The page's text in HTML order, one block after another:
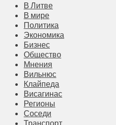
В Литве
В мире
Политика
Экономика
Бизнес
Общество
Мнения
Вильнюс
Клайпеда
Висагинас
Регионы
Соседи
Транспорт